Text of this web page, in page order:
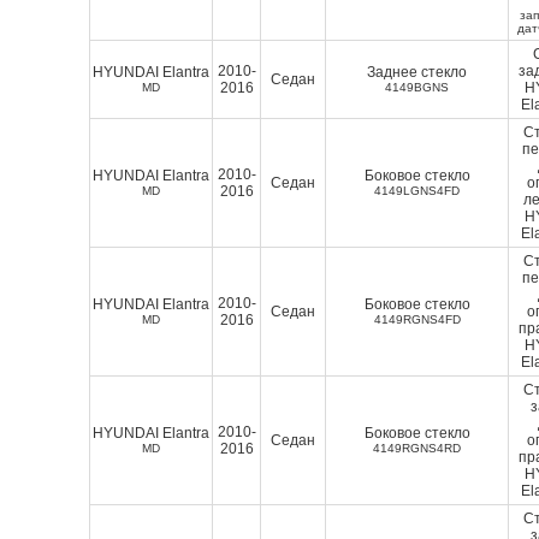
HYUNDAI Elantra
MD
2010-
2016
Седан Заднее стекло
4149BGNS
HYUNDAI Elantra
MD
2010-
2016
Седан Боковое стекло
4149LGNS4FD
HYUNDAI Elantra
MD
2010-
2016
Седан Боковое стекло
4149RGNS4FD
HYUNDAI Elantra
MD
2010-
2016
Седан Боковое стекло
4149RGNS4RD